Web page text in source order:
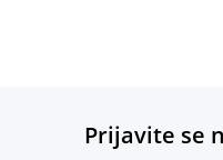
Prijavite se